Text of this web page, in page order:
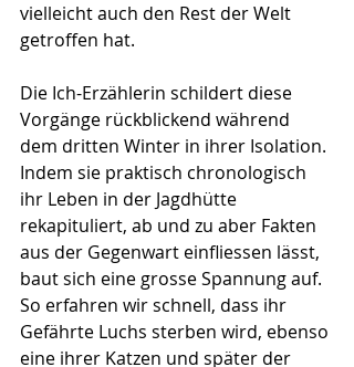
vielleicht auch den Rest der Welt
getroffen hat.
Die Ich-Erzählerin schildert diese
Vorgänge rückblickend während
dem dritten Winter in ihrer Isolation.
Indem sie praktisch chronologisch
ihr Leben in der Jagdhütte
rekapituliert, ab und zu aber Fakten
aus der Gegenwart einfliessen lässt,
baut sich eine grosse Spannung auf.
So erfahren wir schnell, dass ihr
Gefährte Luchs sterben wird, ebenso
eine ihrer Katzen und später der